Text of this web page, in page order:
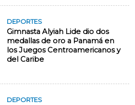
DEPORTES
Gimnasta Alyiah Lide dio dos
medallas de oro a Panamá en
los Juegos Centroamericanos y
del Caribe
DEPORTES